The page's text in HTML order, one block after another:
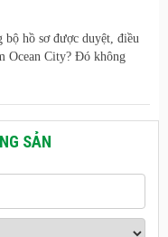
hồ sơ được duyệt, điều
Ocean City? Đó không
SẢN